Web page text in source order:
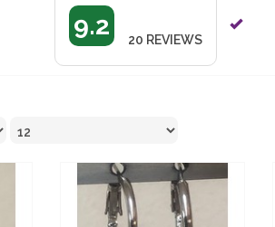
9.2 20 REVIEWS